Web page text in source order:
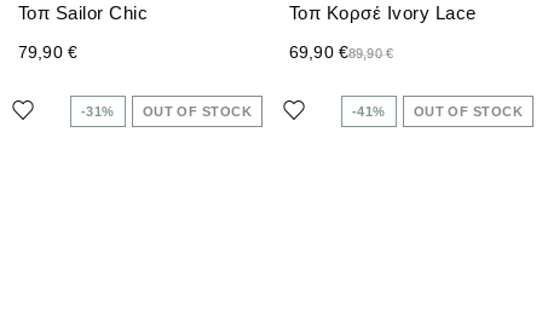
Τοπ Sailor Chic
79,90 €
Τοπ Κορσέ Ivory Lace
89,90€
69,90 €
-31% OUT OF STOCK -41% OUT OF STOCK